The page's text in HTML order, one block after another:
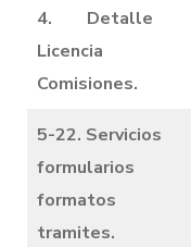
4. Detalle
Licencia
Comisiones.
5-22. Servicios
formularios
formatos
tramites.